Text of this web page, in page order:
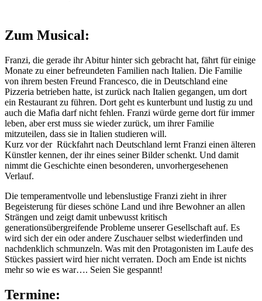
Zum Musical:
Franzi, die gerade ihr Abitur hinter sich gebracht hat, fährt für einige
Monate zu einer befreundeten Familien nach Italien. Die Familie
von ihrem besten Freund Francesco, die in Deutschland eine
Pizzeria betrieben hatte, ist zurück nach Italien gegangen, um dort
ein Restaurant zu führen. Dort geht es kunterbunt und lustig zu und
auch die Mafia darf nicht fehlen. Franzi würde gerne dort für immer
leben, aber erst muss sie wieder zurück, um ihrer Familie
mitzuteilen, dass sie in Italien studieren will.
Kurz vor der Rückfahrt nach Deutschland lernt Franzi einen älteren
Künstler kennen, der ihr eines seiner Bilder schenkt. Und damit
nimmt die Geschichte einen besonderen, unvorhergesehenen
Verlauf.
Die temperamentvolle und lebenslustige Franzi zieht in ihrer
Begeisterung für dieses schöne Land und ihre Bewohner an allen
Strängen und zeigt damit unbewusst kritisch
generationsübergreifende Probleme unserer Gesellschaft auf. Es
wird sich der ein oder andere Zuschauer selbst wiederfinden und
nachdenklich schmunzeln. Was mit den Protagonisten im Laufe des
Stückes passiert wird hier nicht verraten. Doch am Ende ist nichts
mehr so wie es war…. Seien Sie gespannt!
Termine: